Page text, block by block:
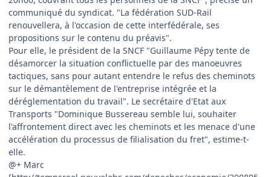
communiqué du syndicat. "La fédération SUD-Rail
renouvellera, à l'occasion de cette interfédérale, ses
propositions sur le contenu du préavis".
Pour elle, le président de la SNCF "Guillaume Pépy tente de
désamorcer la situation conflictuelle par des manoeuvres
tactiques, sans pour autant entendre le refus des cheminots
sur le démantèlement de l'entreprise intégrée et la
déréglementation du travail". Le secrétaire d'Etat aux
Transports "Dominique Bussereau semble lui, souhaiter
l'affrontement direct avec les cheminots et les menace d'une
accélération du processus de filialisation du fret", estime-t-
elle.
@+ Marc